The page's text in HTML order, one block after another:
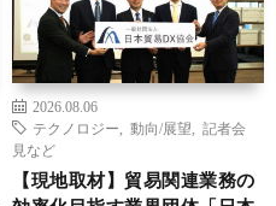
2026.08.06
テクノロジー
動向/展望
記者会
見など
【現地取材】貿易関連業務の